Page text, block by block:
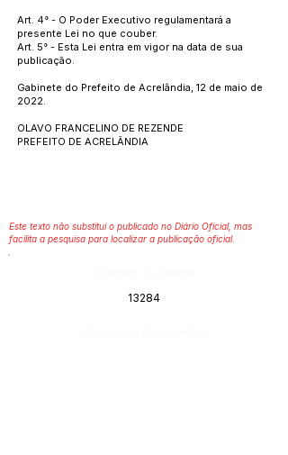
Art. 4° - O Poder Executivo regulamentará a
presente Lei no que couber.
Art. 5° - Esta Lei entra em vigor na data de sua
publicação.
Gabinete do Prefeito de Acrelândia, 12 de maio de
2022.
OLAVO FRANCELINO DE REZENDE
PREFEITO DE ACRELÂNDIA
Este texto não substitui o publicado no Diário Oficial, mas
facilita a pesquisa para localizar a publicação oficial.
13284